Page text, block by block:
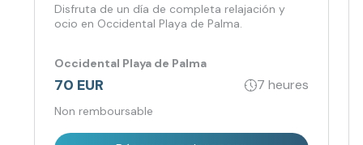
Disfruta de un día de completa relajación y
ocio en Occidental Playa de Palma.
Occidental Playa de Palma
70 EUR 7 heures
Non remboursable